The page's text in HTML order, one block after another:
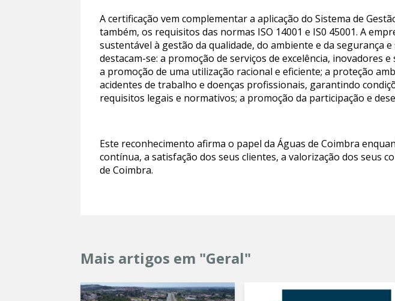
A certificação vem complementar a aplicação do Sistema de
também, os requisitos das normas ISO 14001 e IS0 45001. A
sustentável à gestão da qualidade, do ambiente e da segurança
destacam-se: a promoção de serviços de excelência, inovadores
a promoção de uma utilização racional e eficiente; a proteção
acidentes de trabalho e doenças profissionais, garantindo
requisitos legais e normativos; a promoção da participação e
Este reconhecimento afirma o papel da Águas de Coimbra
contínua, a satisfação dos seus clientes, a valorização dos seus
de Coimbra.
Mais artigos em "Geral"